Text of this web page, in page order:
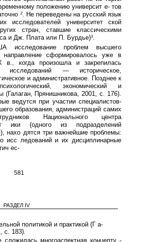
положению университ е- тов
2. Не переведены на русский язык
исследователей университет ской
стран, ставшие классическими
и Дж. Плата или П. Бурдье)3.
проблем высшего
направление сформировалось уже в
когда произошла и закрепилась
исследований — историческое,
и административное. Позднее к
экономический и
(Галаган, Прянишникова, 2001, с. 176).
ведутся при участии специалистов-
образования, администраций самих
Национального центра
ики (одного из подразделений
нахо дятся три важнейшие проблемы:
исс ледований и их дисциплинарные
ес-
581
РАЗДЕЛ IV
политикой и практикой (Г а-
с. 183).
сложилась многоаспектная концепту -